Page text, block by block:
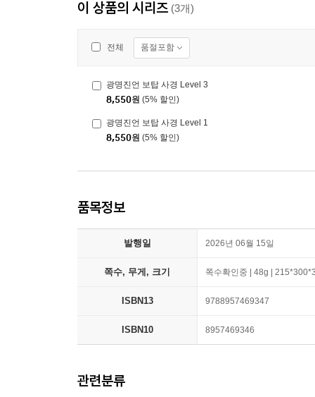
이 상품의 시리즈 (3개)
전체 품절포함
광명진언 보탑 사경 Level 3
8,550원 (5% 할인)
광명진언 보탑 사경 Level 1
8,550원 (5% 할인)
품목정보
발행일 2026년 06월 15일
쪽수, 무게, 크기 쪽수확인중 | 48g |
ISBN13 9788957469347
ISBN10 8957469346
관련분류